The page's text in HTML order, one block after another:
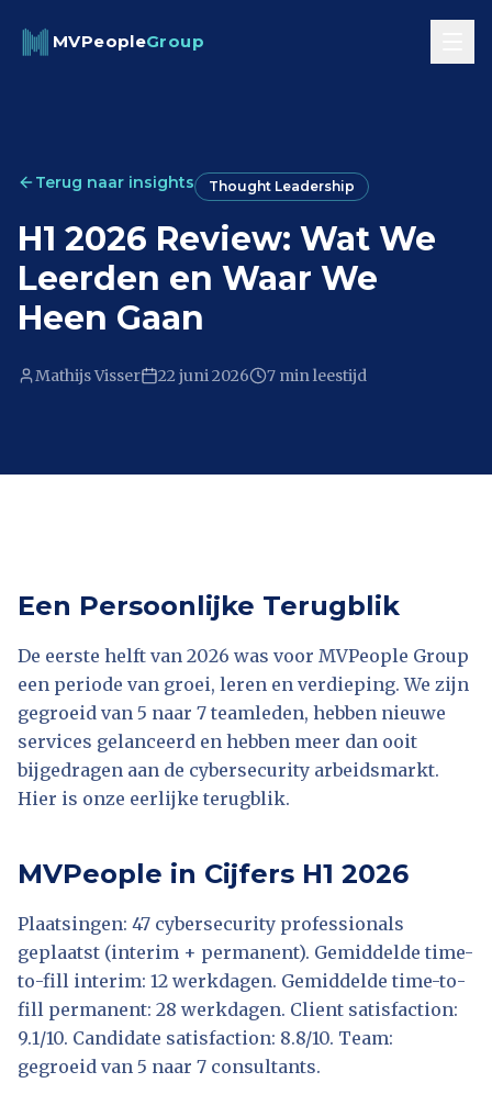
MVPeopleGroup
Terug naar insights Thought Leadership
H1 2026 Review: Wat We
Leerden en Waar We
Heen Gaan
Mathijs Visser 22 juni 2026 7 minleestijd
Een Persoonlijke Terugblik
De eerste helft van 2026 was voor MVPeople Group
een periode van groei, leren en verdieping. We zijn
gegroeid van 5 naar 7 teamleden, hebben nieuwe
services gelanceerd en hebben meer dan ooit
bijgedragen aan de cybersecurity arbeidsmarkt.
Hier is onze eerlijke terugblik.
MVPeople in Cijfers H1 2026
Plaatsingen: 47 cybersecurity professionals
geplaatst (interim + permanent). Gemiddelde time-
to-fill interim: 12 werkdagen. Gemiddelde time-to-
fill permanent: 28 werkdagen. Client satisfaction:
9.1/10. Candidate satisfaction: 8.8/10. Team:
gegroeid van 5 naar 7 consultants.